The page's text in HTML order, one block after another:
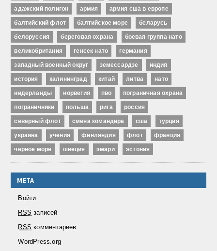
адажский полигон армия армия сша в европе
балтийский флот балтийское море беларусь
белоруссия береговая охрана боевая группа нато
великобритания генсек нато германия
западный военный округ земессардзе индия
история калининград китай литва нато
нидерланды норвегия пво пограничная охрана
пограничники польша рига россия
северный флот смена командира сша турция
украина учения финляндия флот франция
черное море швеция эмари эстония
МЕТА
Войти
RSS записей
RSS комментариев
WordPress.org